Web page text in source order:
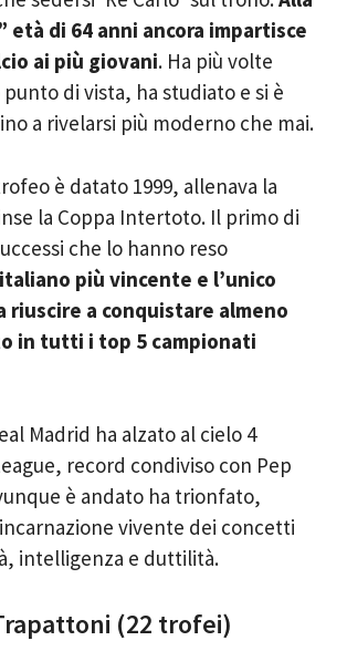
età di 64 anni ancora impartisce
ai più giovani. Ha più volte
di vista, ha studiato e si è
a rivelarsi più moderno che mai.
è datato 1999, allenava la
la Coppa Intertoto. Il primo di
che lo hanno reso
più vincente e l’unico
riuscire a conquistare almeno
in tutti i top 5 campionati
Madrid ha alzato al cielo 4
record condiviso con Pep
è andato ha trionfato,
vivente dei concetti
intelligenza e duttilità.
(22 trofei)